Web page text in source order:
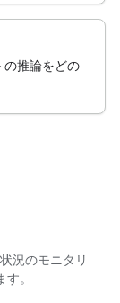
の推論をどの
況のモニタリ
。